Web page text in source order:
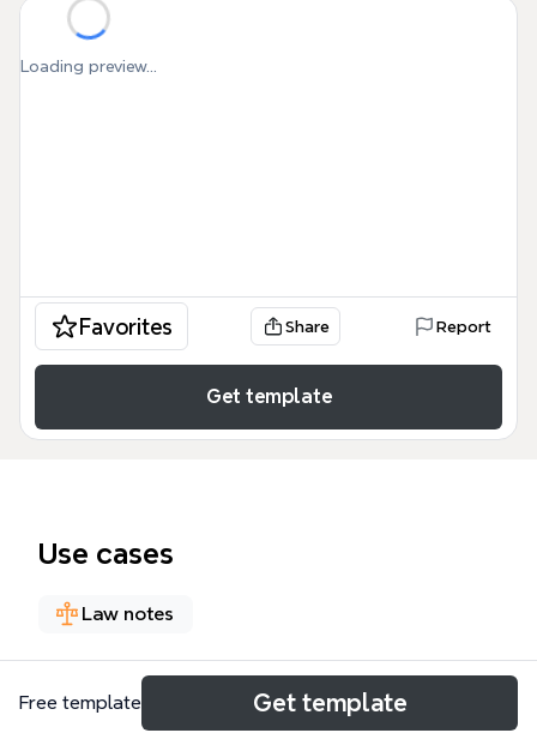
Loading preview...
Favorites Share Report
Get template
Use cases
Law notes
About
Free template Get template